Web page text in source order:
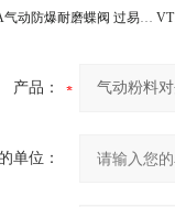
VT1ADW33A气动防爆耐磨蝶阀 过易爆粉末介质气动蝶阀
产品：
单位：